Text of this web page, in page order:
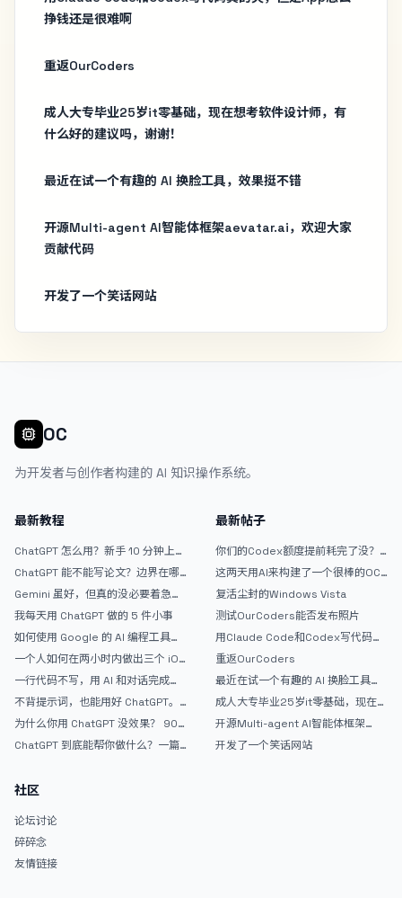
挣钱还是很难啊
重返OurCoders
成人大专毕业25岁it零基础，现在想考软件设计师，有
什么好的建议吗，谢谢！
最近在试一个有趣的 AI 换脸工具，效果挺不错
开源Multi-agent AI智能体框架aevatar.ai，欢迎大家
贡献代码
开发了一个笑话网站
OC
为开发者与创作者构建的 AI 知识操作系统。
最新教程
ChatGPT 怎么用？新手 10 分钟上手
指南
ChatGPT 能不能写论文？边界在哪
里
Gemini 虽好，但真的没必要着急放
弃 ChatGPT
我每天用 ChatGPT 做的 5 件小事
如何使用 Google 的 AI 编程工具
AntiGravity：独立开发者的新时代
武器
一个人如何在两小时内做出三个 iOS
APP？｜AntiGravity + Gemini 3 实
战完整记录
一行代码不写，用 AI 和对话完成一
个完整网站：《图书天堂》实战记录
不背提示词，也能用好 ChatGPT。
一个万能提问模板
为什么你用 ChatGPT 没效果？ 90%
的人第一步就问错了
ChatGPT 到底能帮你做什么？一篇
最新帖子
你们的Codex额度提前耗完了没？
戒断反应如何？
这两天用AI来构建了一个很棒的OC
论坛精华区
复活尘封的Windows Vista
测试OurCoders能否发布照片
用Claude Code和Codex写代码真
的爽，但是App怎么挣钱还是很难啊
重返OurCoders
最近在试一个有趣的 AI 换脸工具，
效果挺不错
成人大专毕业25岁it零基础，现在想
考软件设计师，有什么好的建议吗，
谢谢！
开源Multi-agent AI智能体框架
aevatar.ai，欢迎大家贡献代码
开发了一个笑话网站
社区
论坛讨论
碎碎念
友情链接